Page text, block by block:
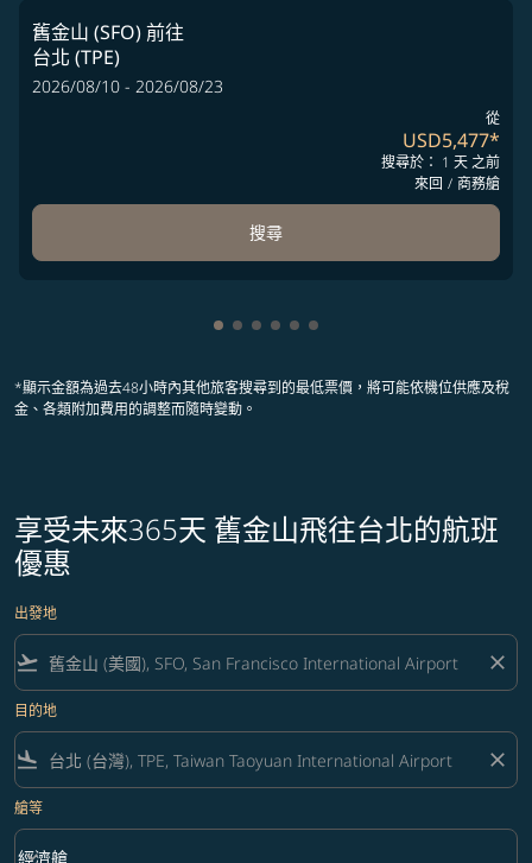
舊金山 (SFO)前往
台北 (TPE)
2026/08/10 - 2026/08/23
從
USD5,477*
搜尋於： 1 天 之前
來回 / 商務艙
搜尋
顯示 cmp-pagination-showing-
顯示 cmp-pagination-showing-
顯示 cmp-pagination-
顯示 cmp-pagination-
顯示 cmp-pagination-
顯示 cmp-pagination-
*顯示金額為過去48小時內其他旅客搜尋到的最低票價，將可能依機位供應及稅
金、各類附加費用的調整而隨時變動。
享受未來365天 舊金山飛往台北的航班
優惠
出發地
flight_takeoff close
目的地
flight_land close
艙等
經濟艙
keyboard_arrow_down